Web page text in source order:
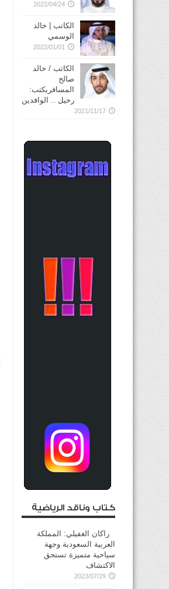
2022/04/24
الكاتب | خالد
الوسمي
2022/01/01
الكاتب / خالد
صالح
المسافريكتب:
رحيل .. الوافدين
2021/11/17
كتاب وناقد الرياضية
راكان الغفيلي: المملكة
العربية السعودية وجهة
سياحية متميزة تستحق
الاكتشاف
2023/07/29